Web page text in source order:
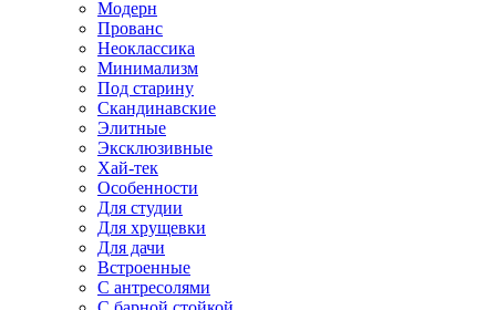
Модерн
Прованс
Неоклассика
Минимализм
Под старину
Скандинавские
Элитные
Эксклюзивные
Хай-тек
Особенности
Для студии
Для хрущевки
Для дачи
Встроенные
С антресолями